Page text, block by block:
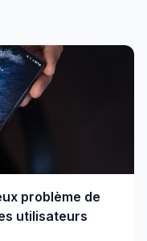
problème de
utilisateurs